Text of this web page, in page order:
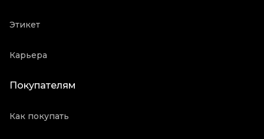
Этикет
Карьера
Покупателям
Как покупать